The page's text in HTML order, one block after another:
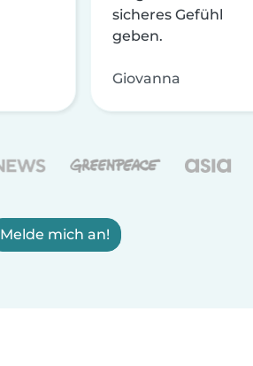
sicheres Gefühl
geben.
Giovanna
Melde mich an!